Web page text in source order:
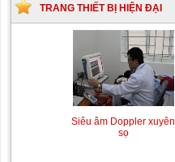
TRANG THIẾT BỊ HIỆN ĐẠI
Siêu âm Doppler xuyên
sọ